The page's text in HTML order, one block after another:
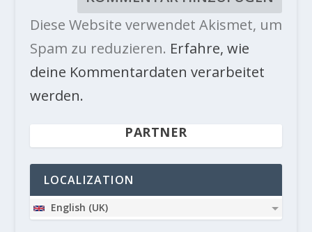
Diese Website verwendet Akismet, um
Spam zu reduzieren. Erfahre, wie
deine Kommentardaten verarbeitet
werden.
PARTNER
LOCALIZATION
English (UK)